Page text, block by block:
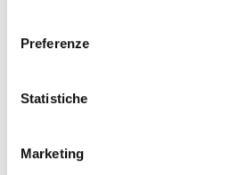
Preferenze
Statistiche
Marketing
Ai sensi e per gli effetti degli
consenso al trattamento dati
di marketing diretto dell'
Iscriviti alla Newsletter